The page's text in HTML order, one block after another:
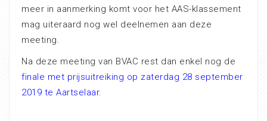
meer in aanmerking komt voor het AAS-klassement
mag uiteraard nog wel deelnemen aan deze
meeting.
Na deze meeting van BVAC rest dan enkel nog de
finale met prijsuitreiking op zaterdag 28 september
2019 te Aartselaar.